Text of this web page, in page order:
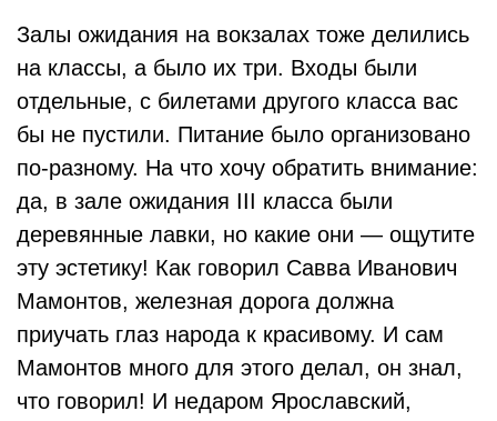
Залы ожидания на вокзалах тоже делились
на классы, а было их три. Входы были
отдельные, с билетами другого класса вас
бы не пустили. Питание было организовано
по-разному. На что хочу обратить внимание:
да, в зале ожидания III класса были
деревянные лавки, но какие они — ощутите
эту эстетику! Как говорил Савва Иванович
Мамонтов, железная дорога должна
приучать глаз народа к красивому. И сам
Мамонтов много для этого делал, он знал,
что говорил! И недаром Ярославский,